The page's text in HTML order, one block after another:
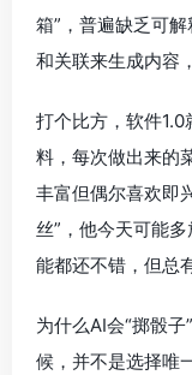
箱”，普遍缺乏可
和关联来生成内容
打个比方，软件
料，每次做出来的
丰富但偶尔喜欢即
丝”，他今天可能
能都还不错，但总
为什么AI会“掷骰
候，并不是选择唯